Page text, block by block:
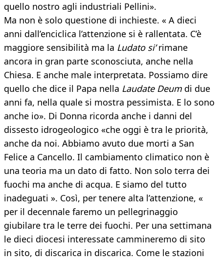
quello nostro agli industriali Pellini».
Ma non è solo questione di inchieste. « A dieci
anni dall’enciclica l’attenzione si è rallentata. C’è
maggiore sensibilità ma la Ludato si’rimane
ancora in gran parte sconosciuta, anche nella
Chiesa. E anche male interpretata. Possiamo dire
quello che dice il Papa nella Laudate Deumdi due
anni fa, nella quale si mostra pessimista. E lo sono
anche io». Di Donna ricorda anche i danni del
dissesto idrogeologico «che oggi è tra le priorità,
anche da noi. Abbiamo avuto due morti a San
Felice a Cancello. Il cambiamento climatico non è
una teoria ma un dato di fatto. Non solo terra dei
fuochi ma anche di acqua. E siamo del tutto
inadeguati ». Così, per tenere alta l’attenzione, «
per il decennale faremo un pellegrinaggio
giubilare tra le terre dei fuochi. Per una settimana
le dieci diocesi interessate cammineremo di sito
in sito, di discarica in discarica. Come le stazioni